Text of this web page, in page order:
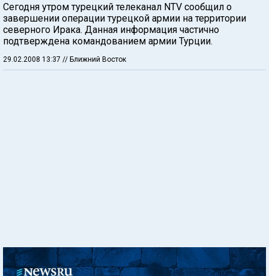
Сегодня утром турецкий телеканал NTV сообщил о
завершении операции турецкой армии на территории
северного Ирака. Данная информация частично
подтверждена командованием армии Турции.
29.02.2008 13:37 // Ближний Восток